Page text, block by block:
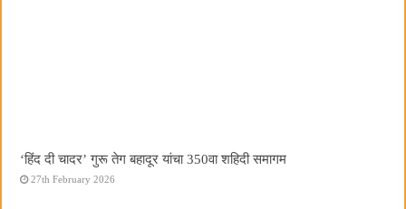
‘हिंद दी चादर’ गुरू तेग बहादूर यांचा 350वा शहिदी समागम
27th February 2026